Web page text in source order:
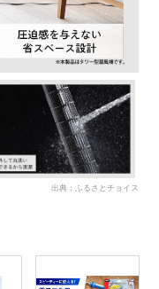
出典：ふるさとチョイス